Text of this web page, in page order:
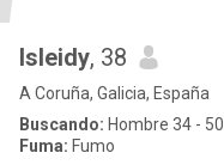
Isleidy, 38
A Coruña, Galicia, España
Buscando: Hombre 34 - 50
Fuma: Fumo